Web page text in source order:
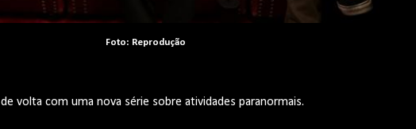
Foto: Reprodução
volta com uma nova série sobre atividades paranormais.